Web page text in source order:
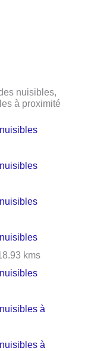
nuisibles,
à proximité
kms
à
à